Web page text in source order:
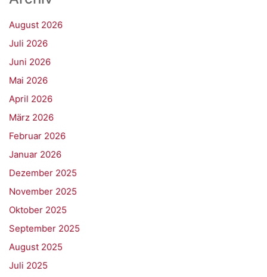
August 2026
Juli 2026
Juni 2026
Mai 2026
April 2026
März 2026
Februar 2026
Januar 2026
Dezember 2025
November 2025
Oktober 2025
September 2025
August 2025
Juli 2025